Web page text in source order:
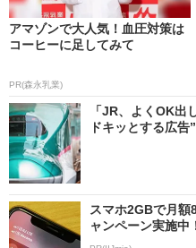
アマゾンで大人気！血圧対策は
コーヒーに足してみて
PR(森永乳業)
「JR、よくOK
ドキッとする広
スマホ2GBで月額
ャンペーン実施中